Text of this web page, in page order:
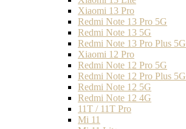
Xiaomi 13 Pro
Redmi Note 13 Pro 5G
Redmi Note 13 5G
Redmi Note 13 Pro Plus 5G
Xiaomi 12 Pro
Redmi Note 12 Pro 5G
Redmi Note 12 Pro Plus 5G
Redmi Note 12 5G
Redmi Note 12 4G
11T / 11T Pro
Mi 11